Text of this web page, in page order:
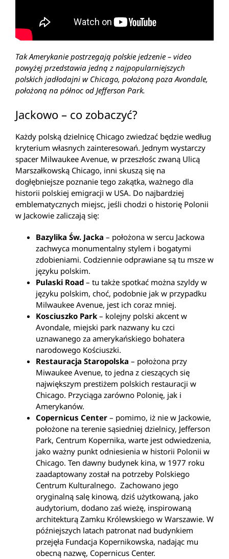
Tak Amerykanie postrzegają polskie jedzenie – video
powyżej przedstawia jedną z najpopularniejszych
polskich jadłodajni w Chicago, położoną poza Avondale,
położoną na północ od Jefferson Park.
Jackowo – co zobaczyć?
Każdy polską dzielnicę Chicago zwiedzać będzie według
kryterium własnych zainteresowań. Jednym wystarczy
spacer Milwaukee Avenue, w przeszłośc zwaną Ulicą
Marszałkowską Chicago, inni skuszą się na
dogłębniejsze poznanie tego zakątka, ważnego dla
historii polskiej emigracji w USA. Do najbardziej
emblematycznych miejsc, jeśli chodzi o historię Polonii
w Jackowie zaliczają się:
Bazylika Św. Jacka – położona w sercu Jackowa
zachwyca monumentalny stylem i bogatymi
zdobieniami. Codziennie odprawiane są tu msze w
języku polskim.
Pulaski Road – tu także spotkać można szyldy w
języku polskim, choć, podobnie jak w przypadku
Milwaukee Avenue, jest ich coraz mniej.
Kosciuszko Park – kolejny polski akcent w
Avondale, miejski park nazwany ku czci
uznawanego za amerykańskiego bohatera
narodowego Kościuszki.
Restauracja Staropolska – położona przy
Miwaukee Avenue, to jedna z cieszących się
największym prestiżem polskich restauracji w
Chicago. Przyciąga zarówno Polonię, jak i
Amerykanów.
Copernicus Center – pomimo, iż nie w Jackowie,
położone na terenie sąsiedniej dzielnicy, Jefferson
Park, Centrum Kopernika, warte jest odwiedzenia,
jako ważny punkt odniesienia w historii Polonii w
Chicago. Ten dawny budynek kina, w 1977 roku
zaadaptowany został na potrzeby Polskiego
Centrum Kulturalnego. Zachowano jego
oryginalną salę kinową, dziś użytkowaną, jako
audytorium, dodano zaś wieżę, inspirowaną
architekturą Zamku Królewskiego w Warszawie. W
późniejszych latach patronat nad budynkiem
przejęła Fundacja Kopernikowska, nadając mu
obecną nazwę, Copernicus Center.